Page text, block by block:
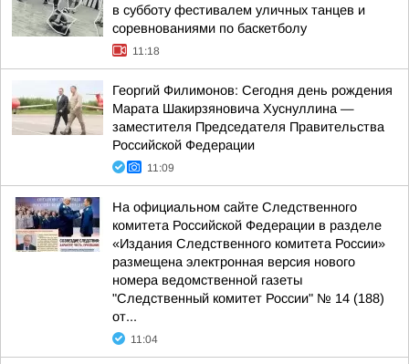
в субботу фестивалем уличных танцев и
соревнованиями по баскетболу
11:18
Георгий Филимонов: Сегодня день рождения
Марата Шакирзяновича Хуснуллина —
заместителя Председателя Правительства
Российской Федерации
11:09
На официальном сайте Следственного
комитета Российской Федерации в разделе
«Издания Следственного комитета России»
размещена электронная версия нового
номера ведомственной газеты
"Следственный комитет России" № 14 (188)
от...
11:04